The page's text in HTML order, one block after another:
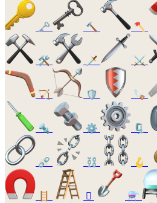
🗝️ 🔨 🪓
🛠️ 🗡️ ⚔️
🏹 🛡️ 🪚
🔩 ⚙️ 🗜️
⛓️‍💥 ⛓️ 🪝
🪜 🪏 ⚗️